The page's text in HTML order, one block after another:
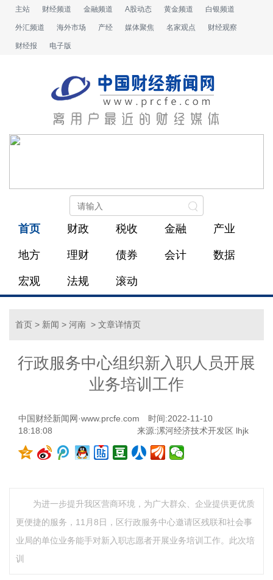
主站 财经频道 金融频道 A股动态 黄金频道 白银频道
外汇频道 海外市场 产经 媒体聚焦 名家观点 财经观察
财经报 电子版
首页 财政 税收 金融 产业
地方 理财 债券 会计 数据
宏观 法规 滚动
首页 > 新闻 > 河南 > 文章详情页
行政服务中心组织新入职人员开展
业务培训工作
中国财经新闻网·www.prcfe.com
时间:2022-11-10
18:18:08
来源:漯河经济技术开发区 lhjk
为进一步提升我区营商环境，为广大群众、企业提供更优质
更便捷的服务，11月8日，区行政服务中心邀请区残联和社会事
业局的单位业务能手对新入职志愿者开展业务培训工作。此次培
训